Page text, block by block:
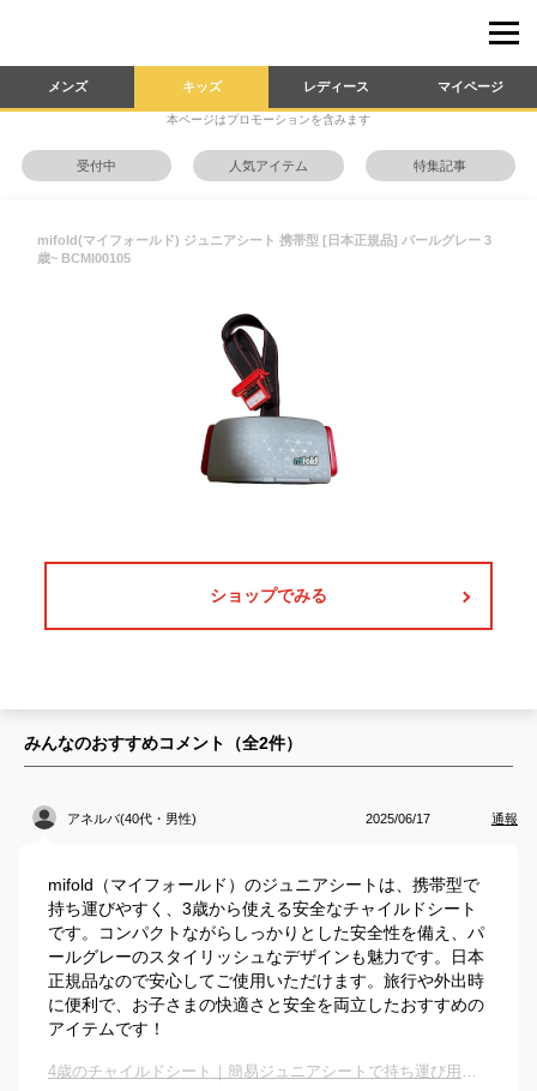
メンズ キッズ レディース マイページ
本ページはプロモーションを含みます
受付中 人気アイテム 特集記事
mifold(マイフォールド) ジュニアシート 携帯型 [日本正規品] パールグレー 3
歳~ BCMI00105
ショップでみる
みんなのおすすめコメント（全2件）
アネルバ(40代・男性) 2025/06/17 通報
mifold（マイフォールド）のジュニアシートは、携帯型で
持ち運びやすく、3歳から使える安全なチャイルドシート
です。コンパクトながらしっかりとした安全性を備え、パ
ールグレーのスタイリッシュなデザインも魅力です。日本
正規品なので安心してご使用いただけます。旅行や外出時
に便利で、お子さまの快適さと安全を両立したおすすめの
アイテムです！
4歳のチャイルドシート｜簡易ジュニアシートで持ち運び用のおすすめは？